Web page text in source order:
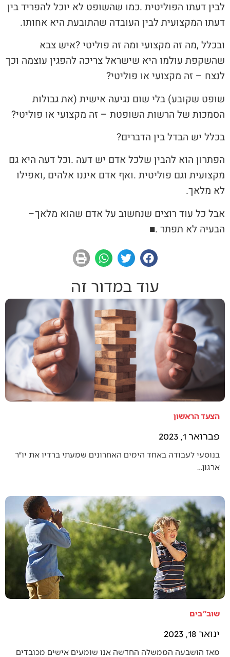
‬דעתו‭ ‬המקצועית‭ ‬לבין‭ ‬העובדה‭ ‬שהתובעת‭ ‬היא‭ ‬אחותו‭.‬
‬לנצח‭ ‬‮–‬‭ ‬זה‭ ‬מקצועי‭ ‬או‭ ‬פוליטי‭?‬
‬הסמכות‭ ‬של‭ ‬הרשות‭ ‬השופטת‭ ‬‮–‬‭ ‬זה‭ ‬מקצועי‭ ‬או‭ ‬פוליטי‭?‬
בכלל‭ ‬יש‭ ‬הבדל‭ ‬בין‭ ‬הדברים‭?‬
‬לא‭ ‬מלאך‭.‬
‬הבעיה‭ ‬לא‭ ‬תפתר‭. ‬
■
עוד במדור זה
הצעד הראשון
פברואר 1, 2023
בנוסעי לעבודה באחד הימים האחרונים שמעתי ברדיו את יו״ר
ארגון…
שוב"בים
ינואר 18, 2023
מאז הושבעה הממשלה החדשה אנו שומעים אישים מכובדים